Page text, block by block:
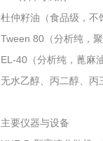
杜仲籽油（食品级，不
Tween 80（分析纯，
EL-40（分析纯，蓖麻
无水乙醇、丙二醇、丙
主要仪器与设备